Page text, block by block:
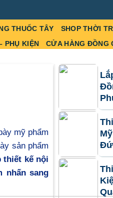
THUỐC TÂY SHOP THỜI
PHỤ KIỆN
CỬA HÀNG ĐỒNG
mỹ phẩm
sản phẩm
thiết kế nội
nhấn sang